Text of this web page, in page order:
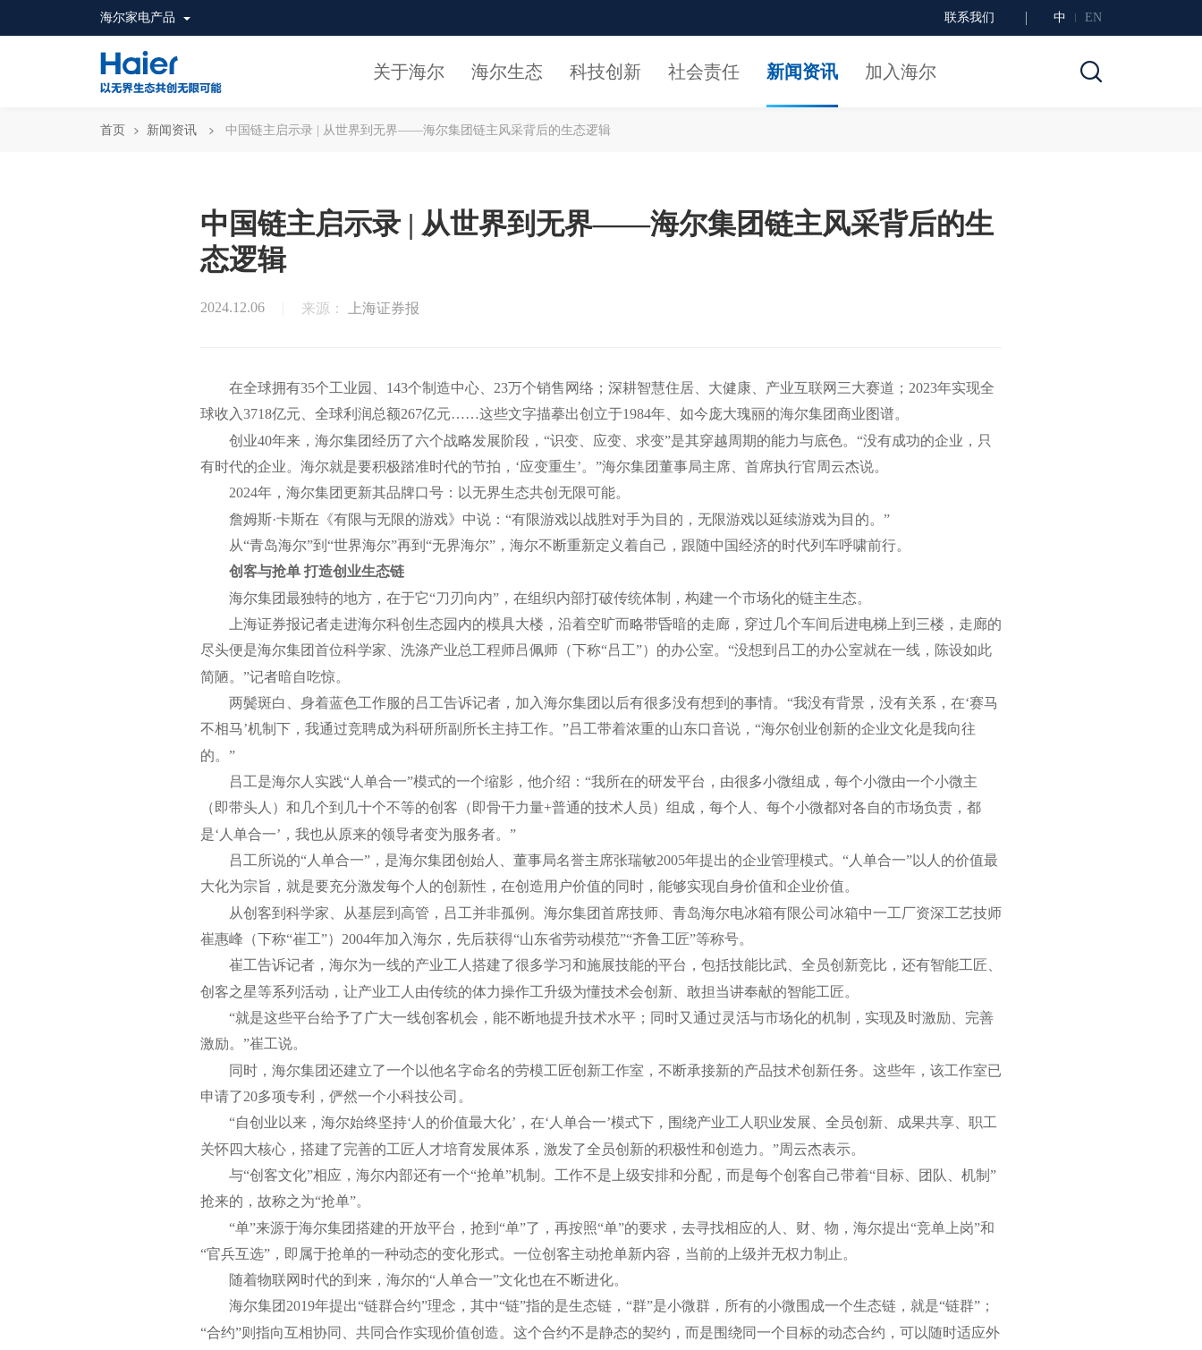
海尔家电产品 联系我们 中 EN
关于海尔 海尔生态 科技创新 社会责任 新闻资讯 加入海尔
首页 新闻资讯 中国链主启示录 | 从世界到无界——海尔集团链主风采背后的生态逻辑
中国链主启示录 | 从世界到无界——海尔集团链主风采背后的生
态逻辑
2024.12.06 来源： 上海证券报
在全球拥有35个工业园、143个制造中心、23万个销售网络；深耕智慧住居、大健康、产业互联网三大赛道；2023年实现全
球收入3718亿元、全球利润总额267亿元……这些文字描摹出创立于1984年、如今庞大瑰丽的海尔集团商业图谱。
创业40年来，海尔集团经历了六个战略发展阶段，“识变、应变、求变”是其穿越周期的能力与底色。“没有成功的企业，只
有时代的企业。海尔就是要积极踏准时代的节拍，‘应变重生’。”海尔集团董事局主席、首席执行官周云杰说。
2024年，海尔集团更新其品牌口号：以无界生态共创无限可能。
詹姆斯·卡斯在《有限与无限的游戏》中说：“有限游戏以战胜对手为目的，无限游戏以延续游戏为目的。”
从“青岛海尔”到“世界海尔”再到“无界海尔”，海尔不断重新定义着自己，跟随中国经济的时代列车呼啸前行。
创客与抢单 打造创业生态链
海尔集团最独特的地方，在于它“刀刃向内”，在组织内部打破传统体制，构建一个市场化的链主生态。
上海证券报记者走进海尔科创生态园内的模具大楼，沿着空旷而略带昏暗的走廊，穿过几个车间后进电梯上到三楼，走廊的
尽头便是海尔集团首位科学家、洗涤产业总工程师吕佩师（下称“吕工”）的办公室。“没想到吕工的办公室就在一线，陈设如此
简陋。”记者暗自吃惊。
两鬓斑白、身着蓝色工作服的吕工告诉记者，加入海尔集团以后有很多没有想到的事情。“我没有背景，没有关系，在‘赛马
不相马’机制下，我通过竞聘成为科研所副所长主持工作。”吕工带着浓重的山东口音说，“海尔创业创新的企业文化是我向往
的。”
吕工是海尔人实践“人单合一”模式的一个缩影，他介绍：“我所在的研发平台，由很多小微组成，每个小微由一个小微主
（即带头人）和几个到几十个不等的创客（即骨干力量+普通的技术人员）组成，每个人、每个小微都对各自的市场负责，都
是‘人单合一’，我也从原来的领导者变为服务者。”
吕工所说的“人单合一”，是海尔集团创始人、董事局名誉主席张瑞敏2005年提出的企业管理模式。“人单合一”以人的价值最
大化为宗旨，就是要充分激发每个人的创新性，在创造用户价值的同时，能够实现自身价值和企业价值。
从创客到科学家、从基层到高管，吕工并非孤例。海尔集团首席技师、青岛海尔电冰箱有限公司冰箱中一工厂资深工艺技师
崔惠峰（下称“崔工”）2004年加入海尔，先后获得“山东省劳动模范”“齐鲁工匠”等称号。
崔工告诉记者，海尔为一线的产业工人搭建了很多学习和施展技能的平台，包括技能比武、全员创新竞比，还有智能工匠、
创客之星等系列活动，让产业工人由传统的体力操作工升级为懂技术会创新、敢担当讲奉献的智能工匠。
“就是这些平台给予了广大一线创客机会，能不断地提升技术水平；同时又通过灵活与市场化的机制，实现及时激励、完善
激励。”崔工说。
同时，海尔集团还建立了一个以他名字命名的劳模工匠创新工作室，不断承接新的产品技术创新任务。这些年，该工作室已
申请了20多项专利，俨然一个小科技公司。
“自创业以来，海尔始终坚持‘人的价值最大化’，在‘人单合一’模式下，围绕产业工人职业发展、全员创新、成果共享、职工
关怀四大核心，搭建了完善的工匠人才培育发展体系，激发了全员创新的积极性和创造力。”周云杰表示。
与“创客文化”相应，海尔内部还有一个“抢单”机制。工作不是上级安排和分配，而是每个创客自己带着“目标、团队、机制”
抢来的，故称之为“抢单”。
“单”来源于海尔集团搭建的开放平台，抢到“单”了，再按照“单”的要求，去寻找相应的人、财、物，海尔提出“竞单上岗”和
“官兵互选”，即属于抢单的一种动态的变化形式。一位创客主动抢单新内容，当前的上级并无权力制止。
随着物联网时代的到来，海尔的“人单合一”文化也在不断进化。
海尔集团2019年提出“链群合约”理念，其中“链”指的是生态链，“群”是小微群，所有的小微围成一个生态链，就是“链群”；
“合约”则指向互相协同、共同合作实现价值创造。这个合约不是静态的契约，而是围绕同一个目标的动态合约，可以随时适应外